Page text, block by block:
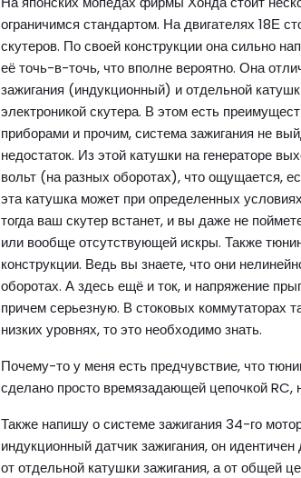
ограничимся стандартом. На двигателях 18Е
скутеров. По своей конструкции она сильно
её точь-в-точь, что вполне вероятно. Она
зажигания (индукционный) и отдельной
электроникой скутера. В этом есть
приборами и прочим, система зажигания не
недостаток. Из этой катушки на генераторе
вольт (на разных оборотах), что ощущается,
эта катушка может при определенных
тогда ваш скутер встанет, и вы даже не
или вообще отсутствующей искры. Также
конструкции. Ведь вы знаете, что они
оборотах. А здесь ещё и ток, и напряжение
причем серьезную. В стоковых коммутаторах
низких уровнях, то это необходимо знать.
Почему-то у меня есть предчувствие, что
сделано просто времязадающей цепочкой RC,
Также напишу о системе зажигания 34-го
индукционный датчик зажигания, он
от отдельной катушки зажигания, а от общей